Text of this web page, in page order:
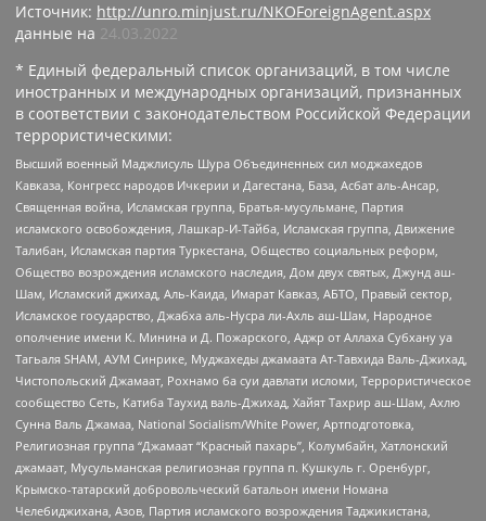
Источник: http://unro.minjust.ru/NKOForeignAgent.aspx
данные на 24.03.2022
* Единый федеральный список организаций, в том числе
иностранных и международных организаций, признанных
в соответствии с законодательством Российской Федерации
террористическими:
Высший военный Маджлисуль Шура Объединенных сил моджахедов
Кавказа, Конгресс народов Ичкерии и Дагестана, База, Асбат аль-Ансар,
Священная война, Исламская группа, Братья-мусульмане, Партия
исламского освобождения, Лашкар-И-Тайба, Исламская группа, Движение
Талибан, Исламская партия Туркестана, Общество социальных реформ,
Общество возрождения исламского наследия, Дом двух святых, Джунд аш-
Шам, Исламский джихад, Аль-Каида, Имарат Кавказ, АБТО, Правый сектор,
Исламское государство, Джабха аль-Нусра ли-Ахль аш-Шам, Народное
ополчение имени К. Минина и Д. Пожарского, Аджр от Аллаха Субхану уа
Тагьаля SHAM, АУМ Синрике, Муджахеды джамаата Ат-Тавхида Валь-Джихад,
Чистопольский Джамаат, Рохнамо ба суи давлати исломи, Террористическое
сообщество Сеть, Катиба Таухид валь-Джихад, Хайят Тахрир аш-Шам, Ахлю
Сунна Валь Джамаа, National Socialism/White Power, Артподготовка,
Религиозная группа “Джамаат “Красный пахарь”, Колумбайн, Хатлонский
джамаат, Мусульманская религиозная группа п. Кушкуль г. Оренбург,
Крымско-татарский добровольческий батальон имени Номана
Челебиджихана, Азов, Партия исламского возрождения Таджикистана,